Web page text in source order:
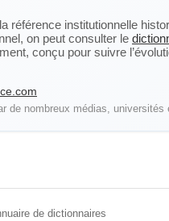
référence institutionnelle
on peut consulter le
conçu pour suivre
de nombreux médias,
de dictionnaires